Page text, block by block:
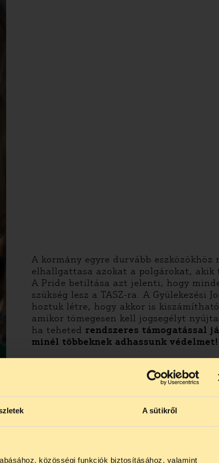
A sütikről
közösségi funkciók biztosításához, valamint
A kormány egyre durvább eszközökhöz
elhallgattasa azokat a polgárokat, akik
A Pride betiltása azt jelenti, hogy
szükség lesz a TASZ-ra. A Gyülekezési
hoztuk létre, hogy akkor is
amikor tömegesen kell jogsegélyt
ha teheted rendszeres támogatással
minél többeknek adhassunk védelmet!